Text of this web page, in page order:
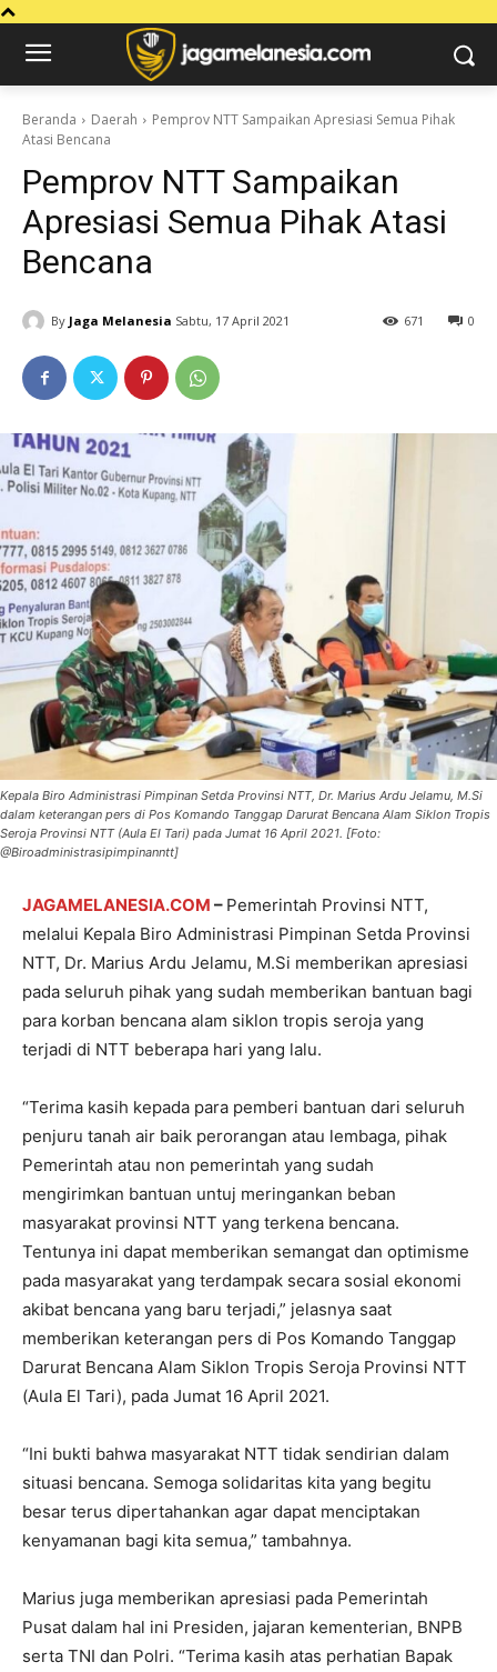
Beranda Daerah
Pemprov NTT Sampaikan Apresiasi Semua Pihak
Atasi Bencana
Pemprov NTT Sampaikan
Apresiasi Semua Pihak Atasi
Bencana
By Jaga Melanesia Sabtu, 17 April 2021 0
671
Kepala Biro Administrasi Pimpinan Setda Provinsi NTT, Dr. Marius Ardu Jelamu, M.Si
dalam keterangan pers di Pos Komando Tanggap Darurat Bencana Alam Siklon Tropis
Seroja Provinsi NTT (Aula El Tari) pada Jumat 16 April 2021. [Foto:
@Biroadministrasipimpinanntt]
JAGAMELANESIA.COM – Pemerintah Provinsi NTT,
melalui Kepala Biro Administrasi Pimpinan Setda Provinsi
NTT, Dr. Marius Ardu Jelamu, M.Si memberikan apresiasi
pada seluruh pihak yang sudah memberikan bantuan bagi
para korban bencana alam siklon tropis seroja yang
terjadi di NTT beberapa hari yang lalu.
“Terima kasih kepada para pemberi bantuan dari seluruh
penjuru tanah air baik perorangan atau lembaga, pihak
Pemerintah atau non pemerintah yang sudah
mengirimkan bantuan untuj meringankan beban
masyarakat provinsi NTT yang terkena bencana.
Tentunya ini dapat memberikan semangat dan optimisme
pada masyarakat yang terdampak secara sosial ekonomi
akibat bencana yang baru terjadi,” jelasnya saat
memberikan keterangan pers di Pos Komando Tanggap
Darurat Bencana Alam Siklon Tropis Seroja Provinsi NTT
(Aula El Tari), pada Jumat 16 April 2021.
“Ini bukti bahwa masyarakat NTT tidak sendirian dalam
situasi bencana. Semoga solidaritas kita yang begitu
besar terus dipertahankan agar dapat menciptakan
kenyamanan bagi kita semua,” tambahnya.
Marius juga memberikan apresiasi pada Pemerintah
Pusat dalam hal ini Presiden, jajaran kementerian, BNPB
serta TNI dan Polri. “Terima kasih atas perhatian Bapak